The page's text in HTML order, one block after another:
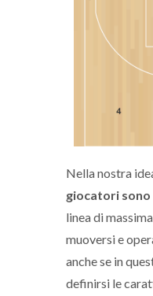
Nella nostra
giocatori
linea di
muoversi e
anche se in
definirsi le